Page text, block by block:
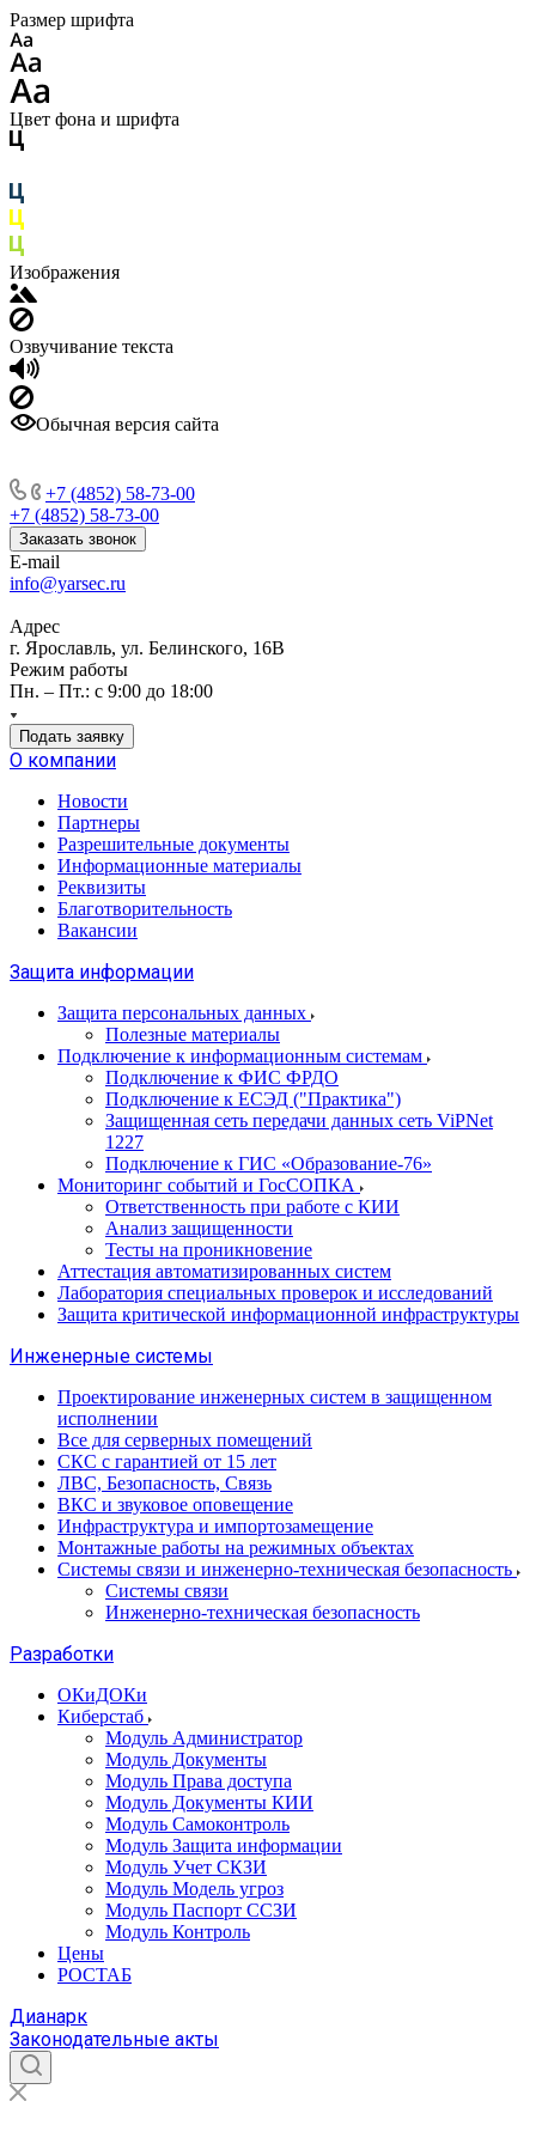
Размер шрифта
Цвет фона и шрифта
Изображения
Озвучивание текста
Обычная версия сайта
+7 (4852) 58-73-00
+7 (4852) 58-73-00
Заказать звонок
E-mail
info@yarsec.ru
Адрес
г. Ярославль, ул. Белинского, 16В
Режим работы
Пн. – Пт.: с 9:00 до 18:00
Подать заявку
О компании
Новости
Партнеры
Разрешительные документы
Информационные материалы
Реквизиты
Благотворительность
Вакансии
Защита информации
Защита персональных данных
Полезные материалы
Подключение к информационным системам
Подключение к ФИС ФРДО
Подключение к ЕСЭД ("Практика")
Защищенная сеть передачи данных сеть ViPNet
1227
Подключение к ГИС «Образование-76»
Мониторинг событий и ГосСОПКА
Ответственность при работе с КИИ
Анализ защищенности
Тесты на проникновение
Аттестация автоматизированных систем
Лаборатория специальных проверок и исследований
Защита критической информационной инфраструктуры
Инженерные системы
Проектирование инженерных систем в защищенном
исполнении
Все для серверных помещений
СКС с гарантией от 15 лет
ЛВС, Безопасность, Связь
ВКС и звуковое оповещение
Инфраструктура и импортозамещение
Монтажные работы на режимных объектах
Системы связи и инженерно-техническая безопасность
Системы связи
Инженерно-техническая безопасность
Разработки
ОКиДОКи
Киберстаб
Модуль Администратор
Модуль Документы
Модуль Права доступа
Модуль Документы КИИ
Модуль Самоконтроль
Модуль Защита информации
Модуль Учет СКЗИ
Модуль Модель угроз
Модуль Паспорт ССЗИ
Модуль Контроль
Цены
РОСТАБ
Дианарк
Законодательные акты